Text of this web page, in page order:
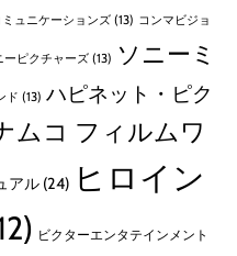
ュニケーションズ (13) コンマビジョ
ーピクチャーズ (13) ソニーミ
ド (13) ハピネット・ピク
ムコ フィルムワ
アル (24) ヒロイン
ビクターエンタテインメント